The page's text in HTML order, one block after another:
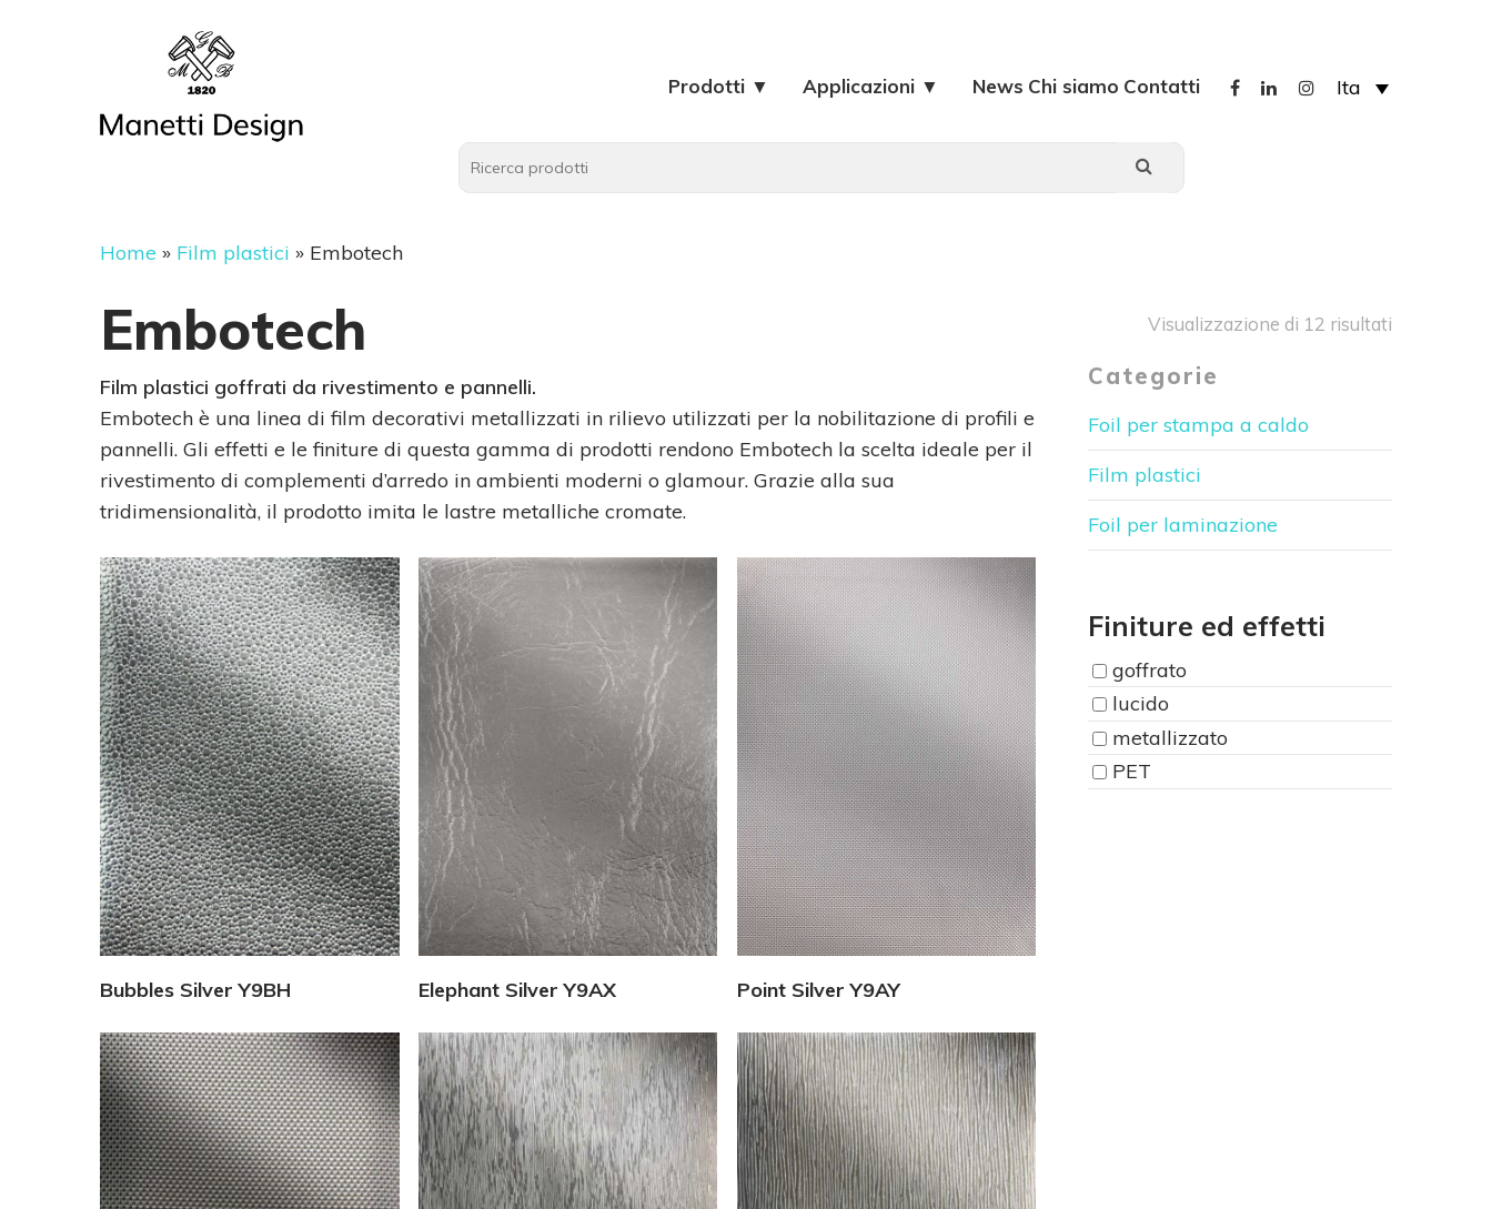
Ita
Prodotti ▼ Applicazioni ▼ News Chi siamo Contatti
Home » Film plastici » Embotech
Embotech Visualizzazione di 12 risultati
Film plastici goffrati da rivestimento e pannelli.
Embotech è una linea di film decorativi metallizzati in rilievo utilizzati per la nobilitazione di profili e
pannelli. Gli effetti e le finiture di questa gamma di prodotti rendono Embotech la scelta ideale per il
rivestimento di complementi d’arredo in ambienti moderni o glamour. Grazie alla sua
tridimensionalità, il prodotto imita le lastre metalliche cromate.
Bubbles Silver Y9BH Elephant Silver Y9AX Point Silver Y9AY
Categorie
Foil per stampa a caldo
Film plastici
Foil per laminazione
Finiture ed effetti
goffrato
lucido
metallizzato
PET